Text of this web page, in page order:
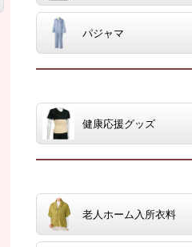
パジャマ
健康応援グッズ
老人ホーム入所衣料